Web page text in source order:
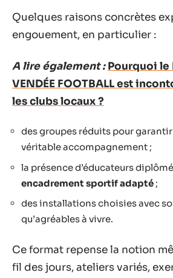
Quelques raisons concrètes
engouement, en particulier :
A lire également : Pourquoi le
VENDÉE FOOTBALL est
les clubs locaux ?
des groupes réduits pour
véritable accompagnement ;
la présence d’éducateurs
encadrement sportif adapté ;
des installations choisies avec
qu’agréables à vivre.
Ce format repense la notion
fil des jours, ateliers variés,